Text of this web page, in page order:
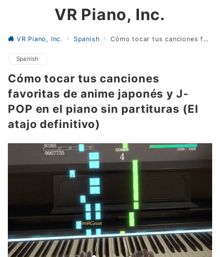
VR Piano, Inc.
VR Piano, Inc. Spanish Cómo tocar tus canciones favoritas de anime japonés y J-POP en el piano sin partituras (El atajo definitivo)
Spanish
Cómo tocar tus canciones
favoritas de anime japonés y J-
POP en el piano sin partituras (El
atajo definitivo)